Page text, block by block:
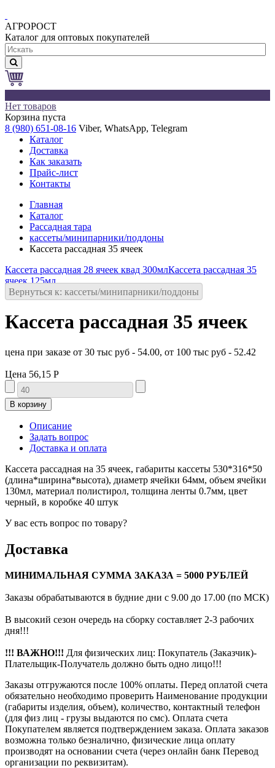
АГРОРОСТ
Каталог для оптовых покупателей
Нет товаров
Корзина пуста
8 (980) 651-08-16 Viber, WhatsApp, Telegram
Каталог
Доставка
Как заказать
Прайс-лист
Контакты
Главная
Каталог
Рассадная тара
кассеты/минипарники/поддоны
Кассета рассадная 35 ячеек
Кассета рассадная 28 ячеек квад 300млКассета рассадная 35
ячеек 125мл
Вернуться к: кассеты/минипарники/поддоны
Кассета рассадная 35 ячеек
цена при заказе от 30 тыс руб - 54.00, от 100 тыс руб - 52.42
Цена 56,15 Р
Описание
Задать вопрос
Доставка и оплата
Кассета рассадная на 35 ячеек, габариты кассеты 530*316*50
(длина*ширина*высота), диаметр ячейки 64мм, объем ячейки
130мл, материал полистирол, толщина ленты 0.7мм, цвет
черный, в коробке 40 штук
У вас есть вопрос по товару?
Доставка
МИНИМАЛЬНАЯ СУММА ЗАКАЗА = 5000 РУБЛЕЙ
Заказы обрабатываются в будние дни с 9.00 до 17.00 (по МСК)
В высокий сезон очередь на сборку составляет 2-3 рабочих
дня!!!
!!! ВАЖНО!!! Для физических лиц: Покупатель (Заказчик)-
Плательщик-Получатель должно быть одно лицо!!!
Заказы отгружаются после 100% оплаты. Перед оплатой счета
обязательно необходимо проверить Наименование продукции
(габариты изделия, объем), количество, контактный телефон
(для физ лиц - грузы выдаются по смс). Оплата счета
Покупателем является подтверждением заказа. Оплата заказов
возможна только безналично, физические лица оплату
производят на основании счета (через онлайн банк Перевод
организации по реквизитам).